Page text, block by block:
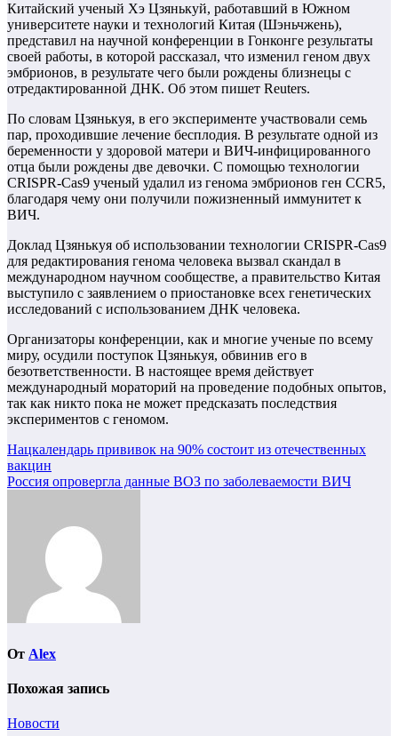
Китайский ученый Хэ Цзянькуй, работавший в Южном
университете науки и технологий Китая (Шэньчжень),
представил на научной конференции в Гонконге результаты
своей работы, в которой рассказал, что изменил геном двух
эмбрионов, в результате чего были рождены близнецы с
отредактированной ДНК. Об этом пишет Reuters.
По словам Цзянькуя, в его эксперименте участвовали семь
пар, проходившие лечение бесплодия. В результате одной из
беременности у здоровой матери и ВИЧ-инфицированного
отца были рождены две девочки. С помощью технологии
CRISPR-Cas9 ученый удалил из генома эмбрионов ген CCR5,
благодаря чему они получили пожизненный иммунитет к
ВИЧ.
Доклад Цзянькуя об использовании технологии CRISPR-Cas9
для редактирования генома человека вызвал скандал в
международном научном сообществе, а правительство Китая
выступило с заявлением о приостановке всех генетических
исследований с использованием ДНК человека.
Организаторы конференции, как и многие ученые по всему
миру, осудили поступок Цзянькуя, обвинив его в
безответственности. В настоящее время действует
международный мораторий на проведение подобных опытов,
так как никто пока не может предсказать последствия
экспериментов с геномом.
Навигация
по
Нацкалендарь прививок на 90% состоит из отечественных
вакцин
Россия опровергла данные ВОЗ по заболеваемости ВИЧ
От Alex
Похожая запись
Новости